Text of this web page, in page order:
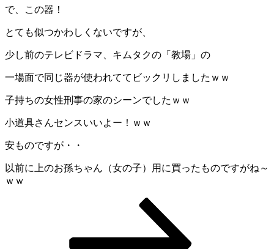
で、この器！
とても似つかわしくないですが、
少し前のテレビドラマ、キムタクの「教場」の
一場面で同じ器が使われててビックリしましたｗｗ
子持ちの女性刑事の家のシーンでしたｗｗ
小道具さんセンスいいよー！ｗｗ
安ものですが・・
以前に上のお孫ちゃん（女の子）用に買ったものですがね～
ｗｗ